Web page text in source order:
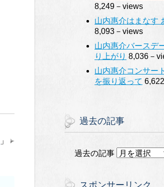
」
8,249－views
山内惠介はまなす
8,093－views
山内惠介バースデ
り上がり 8,036－
山内惠介コンサ
を振り返って
過去の記事
過去の記事
スポンサーリンク